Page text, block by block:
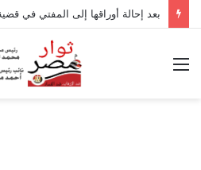
القائمة